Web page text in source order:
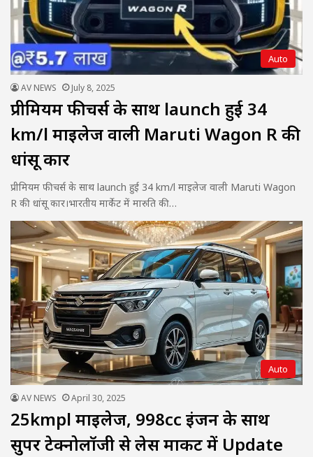
Auto
AV NEWS July 8, 2025
प्रीमियम फीचर्स के साथ launch हुई 34
km/l माइलेज वाली Maruti Wagon R की
धांसू कार
प्रीमियम फीचर्स के साथ launch हुई 34 km/l माइलेज वाली Maruti Wagon
R की धांसू कार।भारतीय मार्केट में मारुति की…
Auto
AV NEWS April 30, 2025
25kmpl माइलेज, 998cc इंजन के साथ
सुपर टेक्नोलॉजी से लेस मार्केट में Update